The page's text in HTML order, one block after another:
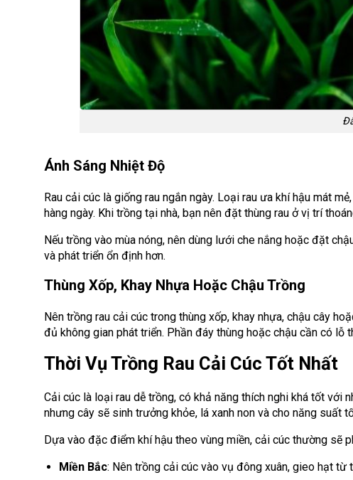
Ánh Sáng Nhiệt Độ
Rau cải cúc là giống rau ngắn ngày. Loại rau ưa khí hậu mát
hàng ngày. Khi trồng tại nhà, bạn nên đặt thùng rau ở vị trí
Nếu trồng vào mùa nóng, nên dùng lưới che nắng hoặc đặt
và phát triển ổn định hơn.
Thùng Xốp, Khay Nhựa Hoặc Chậu Trồng
Nên trồng rau cải cúc trong thùng xốp, khay nhựa, chậu cây
đủ không gian phát triển. Phần đáy thùng hoặc chậu cần có
Thời Vụ Trồng Rau Cải Cúc Tốt Nhất
Cải cúc là loại rau dễ trồng, có khả năng thích nghi khá tốt với
nhưng cây sẽ sinh trưởng khỏe, lá xanh non và cho năng suất
Dựa vào đặc điểm khí hậu theo vùng miền, cải cúc thường sẽ
Miền Bắc: Nên trồng cải cúc vào vụ đông xuân, gieo hạt